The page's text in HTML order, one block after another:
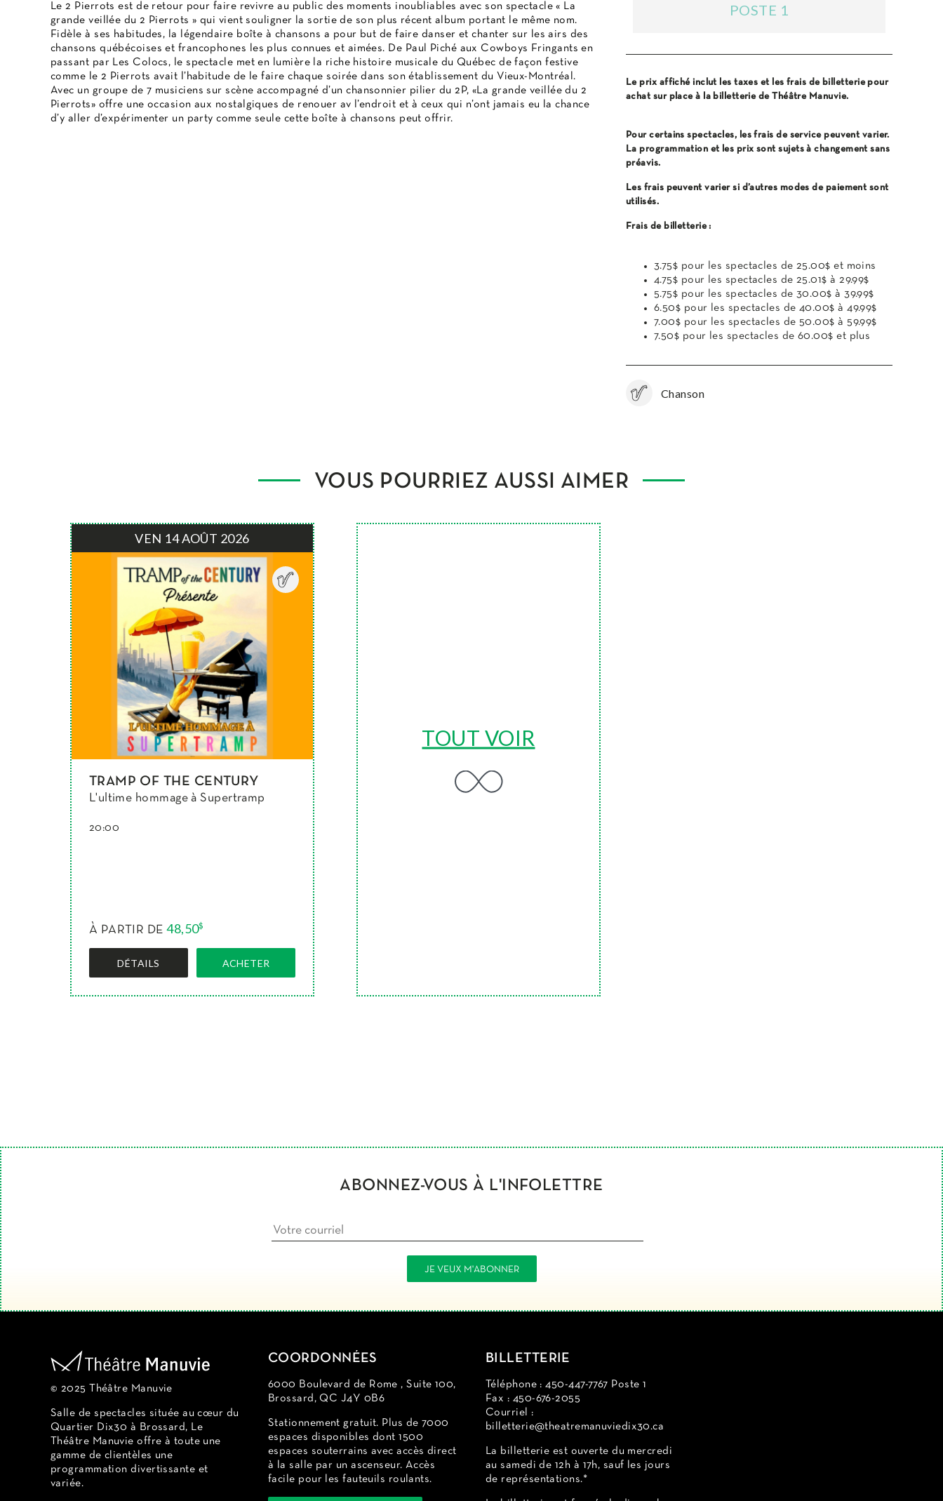
Le 2 Pierrots est de retour pour faire revivre au public des moments inoubliables avec son spectacle « La
grande veillée du 2 Pierrots » qui vient souligner la sortie de son plus récent album portant le même nom.
Fidèle à ses habitudes, la légendaire boîte à chansons a pour but de faire danser et chanter sur les airs des
chansons québécoises et francophones les plus connues et aimées. De Paul Piché aux Cowboys Fringants en
passant par Les Colocs, le spectacle met en lumière la riche histoire musicale du Québec de façon festive
comme le 2 Pierrots avait l’habitude de le faire chaque soirée dans son établissement du Vieux-Montréal.
Avec un groupe de 7 musiciens sur scène accompagné d’un chansonnier pilier du 2P, «La grande veillée du 2
Pierrots» offre une occasion aux nostalgiques de renouer av l’endroit et à ceux qui n’ont jamais eu la chance
d’y aller d’expérimenter un party comme seule cette boîte à chansons peut offrir.
POSTE 1
Le prix affiché inclut les taxes et les frais de billetterie pour
achat sur place à la billetterie de Théâtre Manuvie.
Pour certains spectacles, les frais de service peuvent varier.
La programmation et les prix sont sujets à changement sans
préavis.
Les frais peuvent varier si d’autres modes de paiement sont
utilisés.
Frais de billetterie :
3.75$ pour les spectacles de 25.00$ et moins
4.75$ pour les spectacles de 25.01$ à 29.99$
5.75$ pour les spectacles de 30.00$ à 39.99$
6.50$ pour les spectacles de 40.00$ à 49.99$
7.00$ pour les spectacles de 50.00$ à 59.99$
7.50$ pour les spectacles de 60.00$ et plus
Chanson
VOUS POURRIEZ AUSSI AIMER
VEN 14 AOÛT 2026
TRAMP OF THE CENTURY
L'ultime hommage à Supertramp
20:00
À PARTIR DE48,50$
DÉTAILS ACHETER
TOUT VOIR
ABONNEZ-VOUS À L'INFOLETTRE
© 2025 Théâtre Manuvie
Salle de spectacles située au cœur du
Quartier Dix30 à Brossard, Le
Théâtre Manuvie offre à toute une
gamme de clientèles une
programmation divertissante et
variée.
COORDONNÉES
6000 Boulevard de Rome , Suite 100,
Brossard, QC J4Y 0B6
Stationnement gratuit. Plus de 7000
espaces disponibles dont 1500
espaces souterrains avec accès direct
à la salle par un ascenseur. Accès
facile pour les fauteuils roulants.
BILLETTERIE
Téléphone : 450-447-7767 Poste 1
Fax : 450-676-2055
Courriel :
billetterie@theatremanuviedix30.ca
La billetterie est ouverte du mercredi
au samedi de 12h à 17h, sauf les jours
de représentations.*